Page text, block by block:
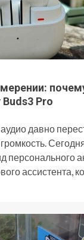
Pro
давно
персонального
ассистента,